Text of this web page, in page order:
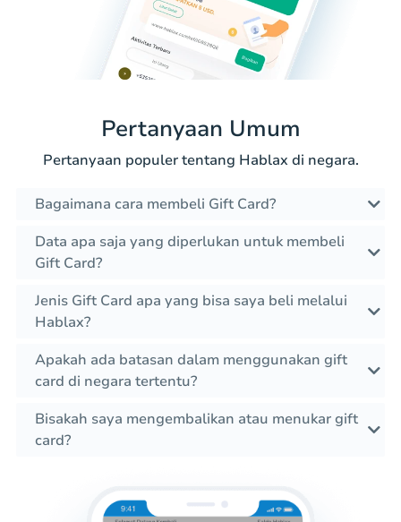
Pertanyaan Umum
Pertanyaan populer tentang Hablax di negara.
Bagaimana cara membeli Gift Card?
Data apa saja yang diperlukan untuk membeli
Gift Card?
Jenis Gift Card apa yang bisa saya beli melalui
Hablax?
Apakah ada batasan dalam menggunakan gift
card di negara tertentu?
Bisakah saya mengembalikan atau menukar gift
card?